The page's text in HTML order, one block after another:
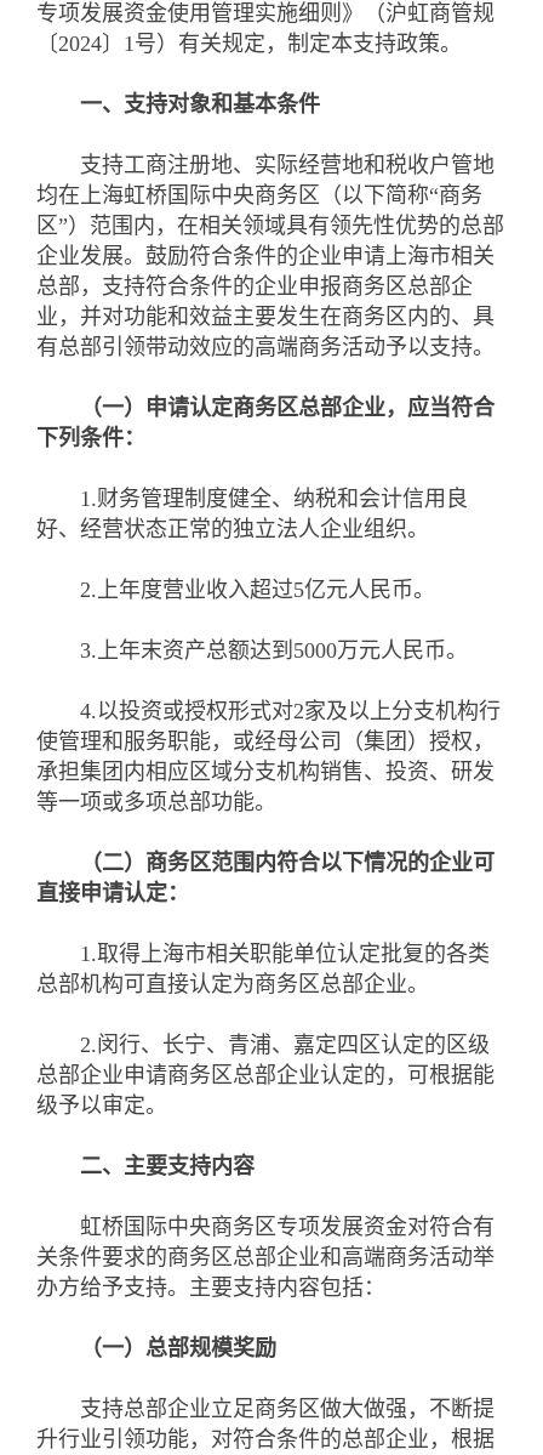
专项发展资金使用管理实施细则》（沪虹商管规
〔2024〕1号）有关规定，制定本支持政策。
一、支持对象和基本条件
支持工商注册地、实际经营地和税收户管地
均在上海虹桥国际中央商务区（以下简称“商务
区”）范围内，在相关领域具有领先性优势的总部
企业发展。鼓励符合条件的企业申请上海市相关
总部，支持符合条件的企业申报商务区总部企
业，并对功能和效益主要发生在商务区内的、具
有总部引领带动效应的高端商务活动予以支持。
（一）申请认定商务区总部企业，应当符合
下列条件：
1.财务管理制度健全、纳税和会计信用良
好、经营状态正常的独立法人企业组织。
2.上年度营业收入超过5亿元人民币。
3.上年末资产总额达到5000万元人民币。
4.以投资或授权形式对2家及以上分支机构行
使管理和服务职能，或经母公司（集团）授权，
承担集团内相应区域分支机构销售、投资、研发
等一项或多项总部功能。
（二）商务区范围内符合以下情况的企业可
直接申请认定：
1.取得上海市相关职能单位认定批复的各类
总部机构可直接认定为商务区总部企业。
2.闵行、长宁、青浦、嘉定四区认定的区级
总部企业申请商务区总部企业认定的，可根据能
级予以审定。
二、主要支持内容
虹桥国际中央商务区专项发展资金对符合有
关条件要求的商务区总部企业和高端商务活动举
办方给予支持。主要支持内容包括：
（一）总部规模奖励
支持总部企业立足商务区做大做强，不断提
升行业引领功能，对符合条件的总部企业，根据